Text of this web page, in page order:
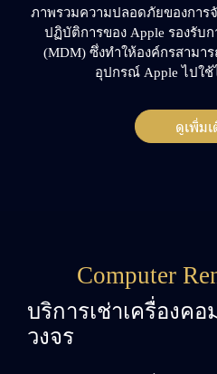
ภาพรวมความปลอดภัยของการ
ปฏิบัติการของ Apple รองรับ
(MDM) ซึ่งทำให้องค์กรสามา
อุปกรณ์ Apple ไปใ
ดูเพิ่ม
Computer
บริการเช่าเครื่องค
วงจร